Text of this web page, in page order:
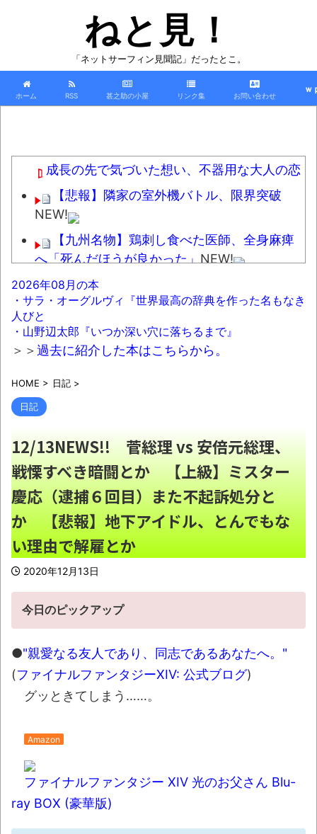
ねと見！
「ネットサーフィン見聞記」だったとこ。
ホーム RSS 甚之助の小屋 リンク集 お問い合わせ
ｗ
成長の先で気づいた想い、不器用な大人の恋
【悲報】隣家の室外機バトル、限界突破
NEW!
【九州名物】鶏刺し食べた医師、全身麻痺
へ「死んだほうが良かった」 NEW!
れいわ新選組、ついに解体ｗｗｗｗｗｗｗ
NEW!
日本「輸入に頼りまくりです」高市「円安
ホクホク！ホクホクゥ！」←NEW!
で詐欺を行い〇億だまし取る
取ったことありません」
NEW!
「オッス！はるかちゃん」全巻99円、
「拳闘暗黒伝セスタス」全巻70％オフほか【新
着Kindleセール 8月07日まとめ】NEW!
メルカリでいいねだけ押して全く購入しな
いやつの正体NEW!
【動画】よく助けられたな。岐阜の川で外
国人が溺れてしまう事故。NEW!
懲役7年を求刑 元ジャンポケ・斉藤被告か
NEW!
【衝撃】50代女性、京大病院で脳腫瘍手術
→“腫瘍の無い部位”を摘出 2度「腫瘍ではな
NEW!
たトラックの荷物の積み方が激ヤバだと話題に
NEW!
北海道江別大学生殺人事件、主犯格の川口
2026年08月の本
・サラ・オーグルヴィ『世界最高の辞典を作った名もなき
人びと
・山野辺太郎『いつか深い穴に落ちるまで』
＞＞過去に紹介した本はこちらから。
HOME > 日記 >
日記
12/13NEWS!! 菅総理 vs 安倍元総理、
戦慄すべき暗闘とか 【上級】ミスター
慶応（逮捕６回目）また不起訴処分と
か 【悲報】地下アイドル、とんでもな
い理由で解雇とか
2020年12月13日
今日のピックアップ
●"親愛なる友人であり、同志であるあなたへ。"
(ファイナルファンタジーXIV: 公式ブログ)
グッときてしまう……。
Amazon
ファイナルファンタジー XIV 光のお父さん Blu-
ray BOX (豪華版)